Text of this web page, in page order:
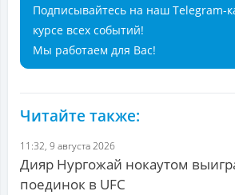
Подписывайтесь на наш Telegram-
курсе всех событий!
Мы работаем для Вас!
Читайте также:
11:32, 9 августа 2026
Дияр Нургожай нокаутом
поединок в UFC